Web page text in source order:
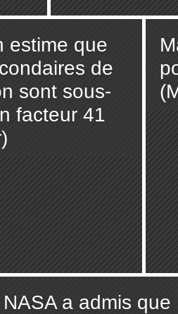
estime que
de
sont sous-
facteur 41
a admis que